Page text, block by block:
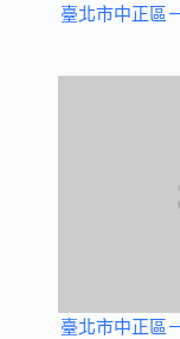
臺北市中正區
臺北市中正區